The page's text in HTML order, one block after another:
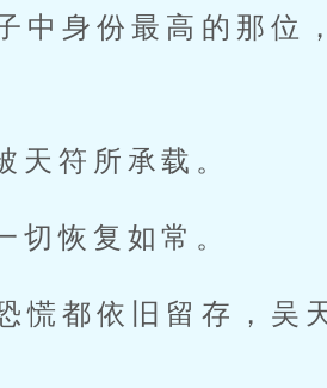
中身份最高的那位
天符所承载。
切恢复如常。
慌都依旧留存，吴